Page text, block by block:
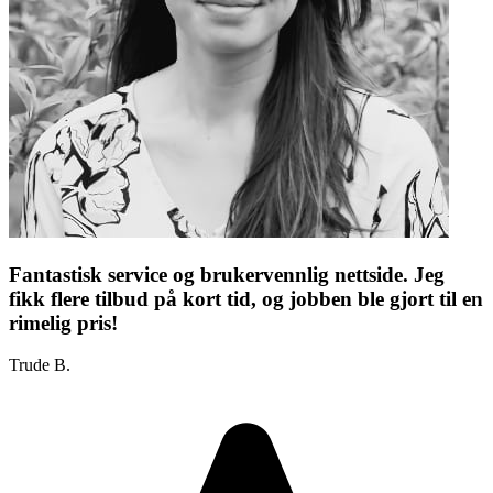
Fantastisk service og brukervennlig nettside. Jeg
fikk flere tilbud på kort tid, og jobben ble gjort til en
rimelig pris!
Trude B.